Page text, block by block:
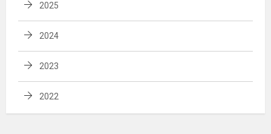
2025
2024
2023
2022